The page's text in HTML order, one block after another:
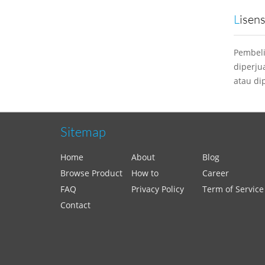
atau
Sitemap
Home About
Blog
Browse Product
How to
Career
FAQ
Privacy Policy
Term of Service
Contact